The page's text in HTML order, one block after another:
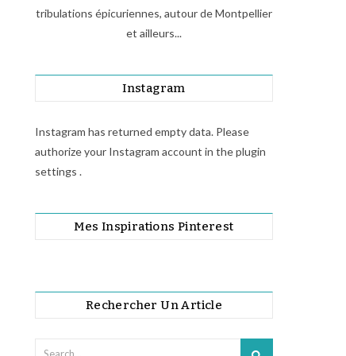
tribulations épicuriennes, autour de Montpellier
et ailleurs...
Instagram
Instagram has returned empty data. Please
authorize your Instagram account in theplugin
settings .
Mes Inspirations Pinterest
Rechercher Un Article